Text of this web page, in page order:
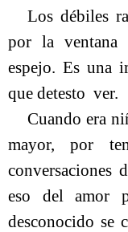
Los débiles
por la ventana
espejo. Es una
que detesto ver.
Cuando era
mayor, por
conversaciones
eso del amor
desconocido se